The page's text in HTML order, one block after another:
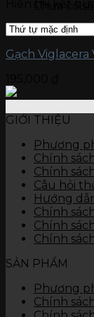
Thiết
Gạch Viglacera
GIỚI THIỆU
Phương
Chính
Chính
Câu hỏi
Hướng
Chính
Chính
Chính
SẢN PHẨM
Phương
Chính